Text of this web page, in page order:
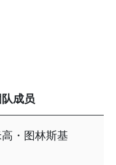
成员
・图林斯基